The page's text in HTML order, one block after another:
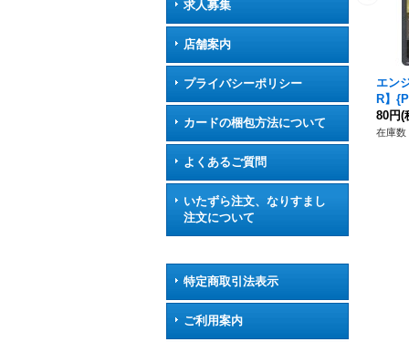
求人募集
店舗案内
プライバシーポリシー
カードの梱包方法について
よくあるご質問
いたずら注文、なりすまし
注文について
特定商取引法表示
ご利用案内
エン
R】
ル》
80円(
在庫数